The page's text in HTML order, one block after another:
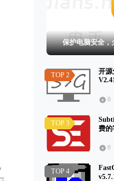
保护电脑安全，
TOP 2
开源
0
TOP 3
费的
0
TOP 4